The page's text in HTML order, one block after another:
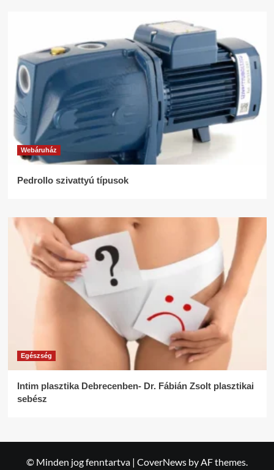
Webáruház
Pedrollo szivattyú típusok
Egészség
Intim plasztika Debrecenben- Dr. Fábián Zsolt plasztikai
sebész
© Minden jog fenntartva | CoverNews by AF themes.